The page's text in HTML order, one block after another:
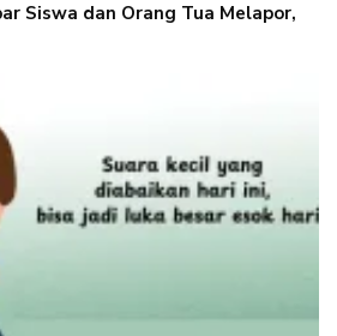
Siswa dan Orang Tua Melapor,